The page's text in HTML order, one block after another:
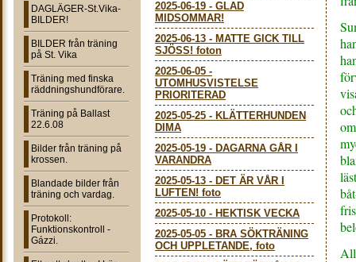
DAGLÄGER-St.Vika-
BILDER!
BILDER från träning
på St. Vika
Träning med finska
räddningshundförare.
Träning på Ballast
22.6.08
Bilder från träning på
krossen.
Blandade bilder från
träning och vardag.
Protokoll:
Funktionskontroll -
Gázzi.
2025-06-19 - GLAD
MIDSOMMAR!
2025-06-13 - MATTE GICK TILL
SJÖSS! foton
2025-06-05 -
UTOMHUSVISTELSE
PRIORITERAD
2025-05-25 - KLÄTTERHUNDEN
DIMA
2025-05-19 - DAGARNA GÅR I
VARANDRA
2025-05-13 - DET ÄR VÅR I
LUFTEN! foto
2025-05-10 - HEKTISK VECKA
2025-05-05 - BRA SÖKTRÄNING
OCH UPPLETANDE, foto